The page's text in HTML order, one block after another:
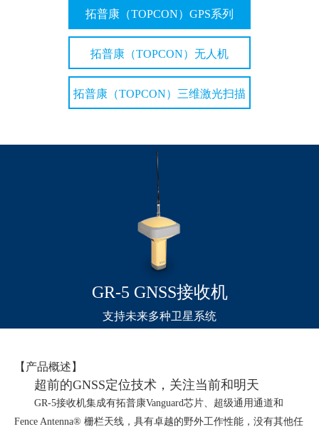
拓普康（TOPCON）GPS系列
拓普康（TOPCON）无人机
拓普康（TOPCON）三维激光扫描
GR-5 GNSS接收机
支持未来多种卫星系统
【产品概述】
超前的GNSS定位技术，关注当前和明天
GR-5接收机集成有拓普康Vanguard芯片、超级通用通道和
Fence Antenna® 栅栏天线，具有卓越的野外工作性能，没有其他任